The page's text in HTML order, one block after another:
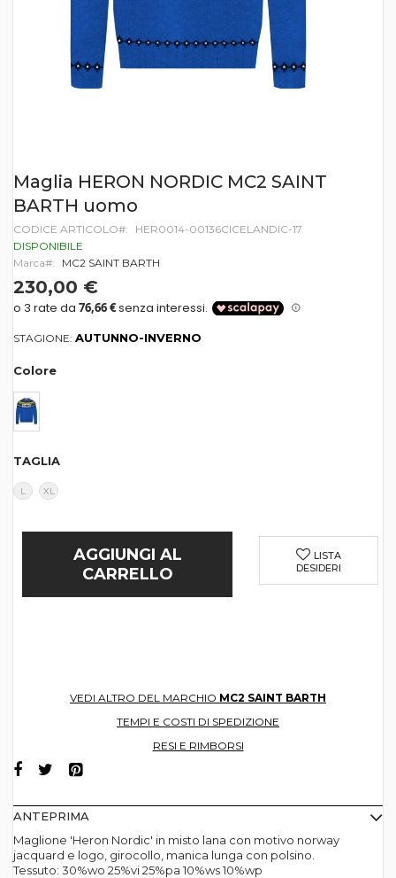
Vai
all'inizio
della
di
immagini
Maglia HERON NORDIC MC2 SAINT
BARTH uomo
CODICE ARTICOLO
HER0014-00136CICELANDIC-17
DISPONIBILE
Marca
MC2 SAINT BARTH
230,00 €
STAGIONE: AUTUNNO-INVERNO
Colore
TAGLIA
L XL
AGGIUNGI AL
CARRELLO
LISTA
DESIDERI
VEDI ALTRO DEL MARCHIO MC2 SAINT BARTH
TEMPI E COSTI DI SPEDIZIONE
RESI E RIMBORSI
ANTEPRIMA
Maglione 'Heron Nordic' in misto lana con motivo norway
jacquard e logo, girocollo, manica lunga con polsino.
Tessuto: 30%wo 25%vi 25%pa 10%ws 10%wp